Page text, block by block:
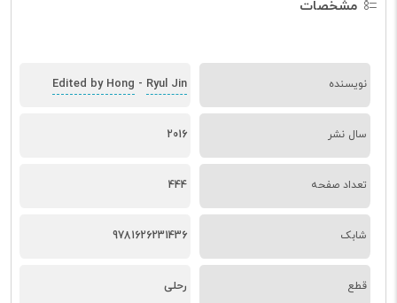
مشخصات
نویسنده Edited by Hong - Ryul Jin
سال نشر 2016
تعداد صفحه 444
شابک 9781626231436
قطع رحلی